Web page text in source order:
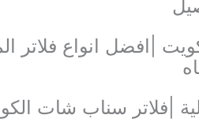
|افضل انواع فلاتر
|فلاتر سناب شات